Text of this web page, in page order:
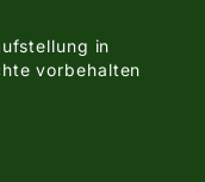
in
vorbehalten